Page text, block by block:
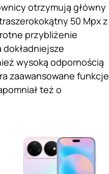
otrzymują główny
50 Mpx z
przybliżenie
wysoką odpornością
zaawansowane funkcje
też o